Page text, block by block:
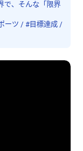
で、そんな「限界
ーツ / #目標達成 /